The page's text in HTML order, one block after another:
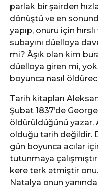
parlak bir şairden
dönüştü ve en
yapıp, onuru için hırslı
subayını düelloya
mi? Âşık olan kim
düelloya giren mi,
boyunca nasıl
Tarih kitapları
Şubat 1837’de
öldürüldüğünü yazar.
olduğu tarih değildir.
gün boyunca acılar
tutunmaya
kere terk etmiştir
Natalya onun yanında